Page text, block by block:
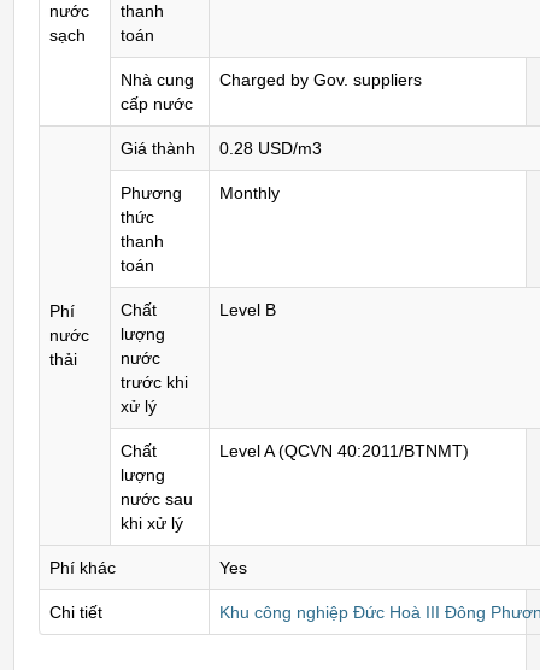
nước
sạch
thanh
toán
Nhà cung
cấp nước
Charged by Gov. suppliers
Phí
nước
thải
Giá thành 0.28 USD/m3
Phương
thức
thanh
toán
Monthly
Chất
lượng
nước
trước khi
xử lý
Level B
Chất
lượng
nước sau
khi xử lý
Level A (QCVN 40:2011/BTNMT)
Phí khác Yes
Chi tiết Khu công nghiệp Đức Hoà III Đông